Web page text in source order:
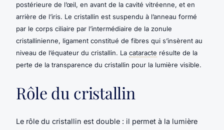
postérieure de l’œil, en avant de la cavité vitréenne, et en
arrière de l’iris. Le cristallin est suspendu à l’anneau formé
par le corps ciliaire par l’intermédiaire de la zonule
cristallinienne, ligament constitué de fibres qui s’insèrent au
niveau de l’équateur du cristallin. La cataracte résulte de la
perte de la transparence du cristallin pour la lumière visible.
Rôle du cristallin
Le rôle du cristallin est double : il permet à la lumière